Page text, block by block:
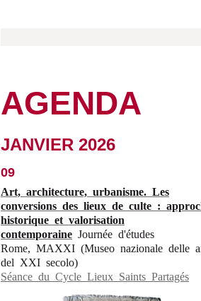
AGENDA
JANVIER 2026
09
Art, architecture, urbanisme. Les
conversions des lieux de culte :
historique et valorisation
contemporaine Journée d'études
Rome, MAXXI (Museo nazionale delle
del XXI secolo)
Séance du Cycle Lieux Saints Partagés